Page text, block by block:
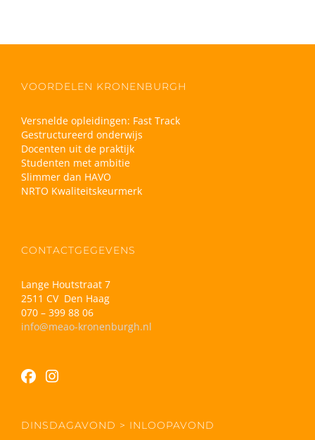
VOORDELEN KRONENBURGH
Versnelde opleidingen: Fast Track
Gestructureerd onderwijs
Docenten uit de praktijk
Studenten met ambitie
Slimmer dan HAVO
NRTO Kwaliteitskeurmerk
CONTACTGEGEVENS
Lange Houtstraat 7
2511 CV Den Haag
070 – 399 88 06
info@meao-kronenburgh.nl
DINSDAGAVOND > INLOOPAVOND